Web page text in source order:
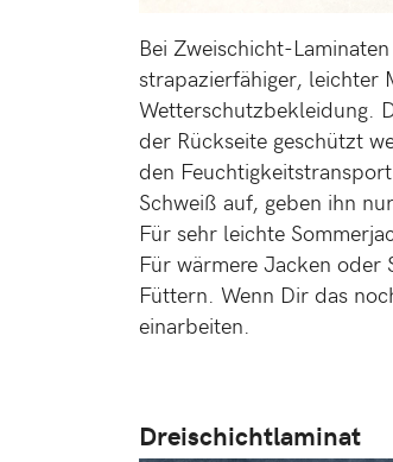
Bei Zweischicht-
strapazierfähiger, leichter
Wetterschutzbekleidung.
der Rückseite geschützt
den
Schweiß auf, geben ihn
Für sehr leichte
Für wärmere Jacken oder
Füttern. Wenn Dir das
einarbeiten.
Dreischichtlaminat